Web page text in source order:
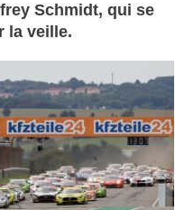
Schmidt, qui se
la veille.